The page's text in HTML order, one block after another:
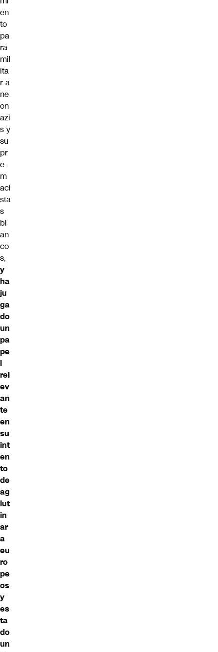
en
to
pa
ra
mil
ita
r a
ne
on
azi
s y
su
pr
e
m
aci
sta
s
bl
an
co
s,
y
ha
ju
ga
do
un
pa
pe
l
rel
ev
an
te
en
su
int
en
to
de
ag
lut
in
ar
a
eu
ro
pe
os
y
es
ta
do
un